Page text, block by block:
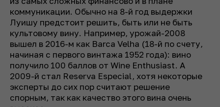
коммуникации. Обычно на 8-й год выдержки
Луишу предстоит решить, быть или не быть
культовому вину. Например, урожай-2008
вышел в 2016-м как Barca Velha (18-й по счету,
начиная с первого винтажа 1952 года): вино
получило 100 баллов от Wine Enthusiast. А
2009-й стал Reserva Especial, хотя некоторые
эксперты до сих пор считают решение
спорным, так как качество этого вина очень